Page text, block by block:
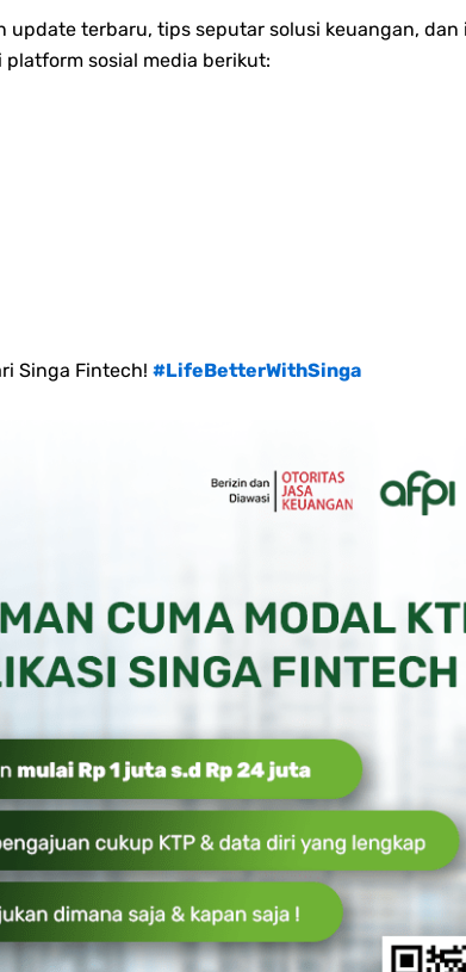
terbaru, tips seputar solusi keuangan, dan
sosial media berikut:
Singa Fintech! #LifeBetterWithSinga